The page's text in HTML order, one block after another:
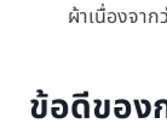
ผ้าเนื่องจา
ข้อดีของ